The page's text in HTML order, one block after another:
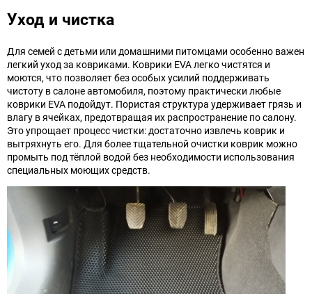
Уход и чистка
Для семей с детьми или домашними питомцами особенно важен
легкий уход за ковриками. Коврики EVA легко чистятся и
моются, что позволяет без особых усилий поддерживать
чистоту в салоне автомобиля, поэтому практически любые
коврики EVA подойдут. Пористая структура удерживает грязь и
влагу в ячейках, предотвращая их распространение по салону.
Это упрощает процесс чистки: достаточно извлечь коврик и
вытряхнуть его. Для более тщательной очистки коврик можно
промыть под тёплой водой без необходимости использования
специальных моющих средств.